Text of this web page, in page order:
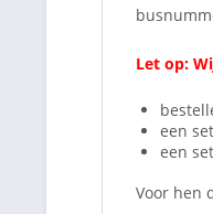
Let op:
een
een
Voor hen